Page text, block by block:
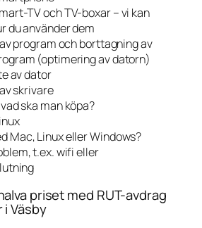
TV och TV-boxar – vi kan
du använder dem
program och borttagning av
(optimering av datorn)
av dator
skrivare
ska man köpa?
Mac, Linux eller Windows?
t.ex. wifi eller
priset med RUT-avdrag
Väsby